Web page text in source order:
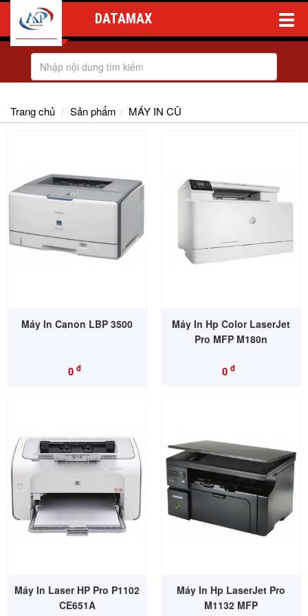
Toggle
DATAMAX
Trang chủ Sản phẩm MÁY IN CŨ
Máy In Canon LBP 3500
0 đ
Máy In Hp Color LaserJet
Pro MFP M180n
0 đ
Máy In Laser HP Pro P1102
CE651A
Máy In Hp LaserJet Pro
M1132 MFP